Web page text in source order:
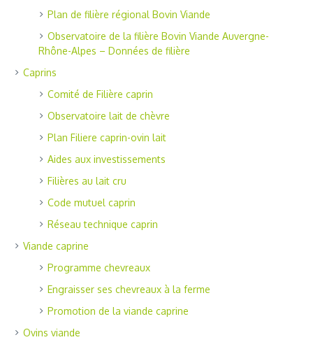
Plan de filière régional Bovin Viande
Observatoire de la filière Bovin Viande Auvergne-
Rhône-Alpes – Données de filière
Caprins
Comité de Filière caprin
Observatoire lait de chèvre
Plan Filiere caprin-ovin lait
Aides aux investissements
Filières au lait cru
Code mutuel caprin
Réseau technique caprin
Viande caprine
Programme chevreaux
Engraisser ses chevreaux à la ferme
Promotion de la viande caprine
Ovins viande